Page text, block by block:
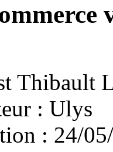
Thibault
: Ulys
: 24/